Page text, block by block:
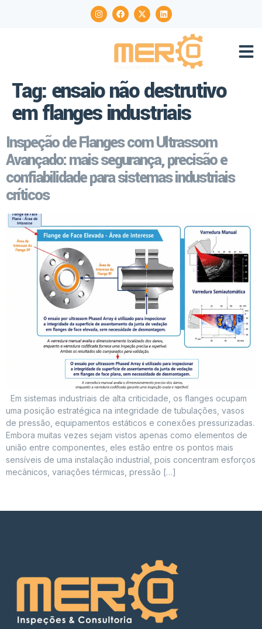
Tag: ensaio não destrutivo
em flanges industriais
Inspeção de Flanges com Ultrassom
Avançado: mais segurança, precisão e
confiabilidade para sistemas industriais
críticos
Em sistemas industriais de alta criticidade, os flanges ocupam
uma posição estratégica na integridade de tubulações, vasos
de pressão, equipamentos estáticos e conexões pressurizadas.
Embora muitas vezes sejam vistos apenas como elementos de
união entre componentes, eles estão entre os pontos mais
sensíveis de uma instalação industrial, pois concentram esforços
mecânicos, variações térmicas, pressão […]